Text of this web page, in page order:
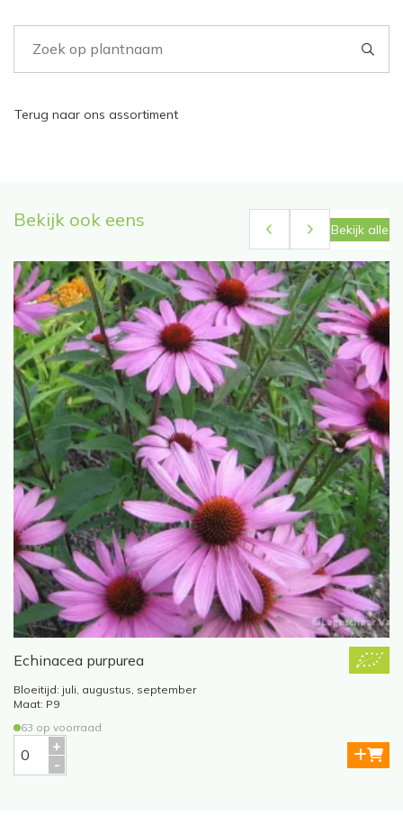
Terug naar ons assortiment
Bekijk ook eens
Echinacea purpurea
Bloeitijd: juli, augustus, september
Maat: P9
63 op voorraad
Bekijk alle